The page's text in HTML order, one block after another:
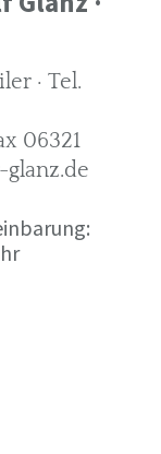
· Tel.
06321
glanz.de